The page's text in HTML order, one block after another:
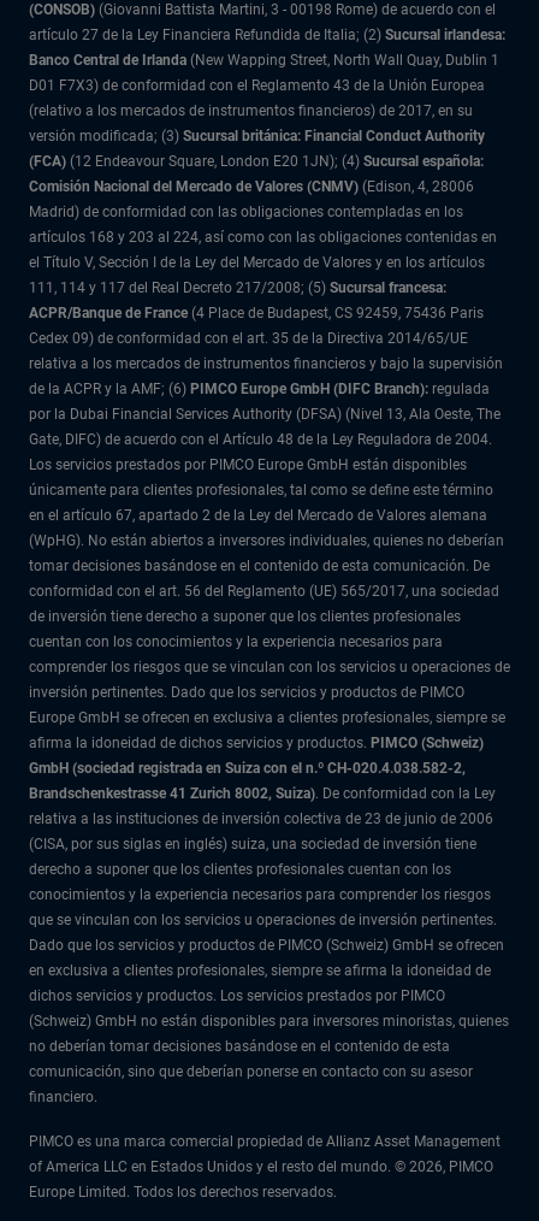
(CONSOB) (Giovanni Battista Martini, 3 - 00198 Rome) de acuerdo con el
artículo 27 de la Ley Financiera Refundida de Italia; (2) Sucursal irlandesa:
Banco Central de Irlanda (New Wapping Street, North Wall Quay, Dublin 1
D01 F7X3) de conformidad con el Reglamento 43 de la Unión Europea
(relativo a los mercados de instrumentos financieros) de 2017, en su
versión modificada; (3) Sucursal británica: Financial Conduct Authority
(FCA) (12 Endeavour Square, London E20 1JN); (4) Sucursal española:
Comisión Nacional del Mercado de Valores (CNMV) (Edison, 4, 28006
Madrid) de conformidad con las obligaciones contempladas en los
artículos 168 y 203 al 224, así como con las obligaciones contenidas en
el Título V, Sección I de la Ley del Mercado de Valores y en los artículos
111, 114 y 117 del Real Decreto 217/2008; (5) Sucursal francesa:
ACPR/Banque de France (4 Place de Budapest, CS 92459, 75436 Paris
Cedex 09) de conformidad con el art. 35 de la Directiva 2014/65/UE
relativa a los mercados de instrumentos financieros y bajo la supervisión
de la ACPR y la AMF; (6) PIMCO Europe GmbH (DIFC Branch): regulada
por la Dubai Financial Services Authority (DFSA) (Nivel 13, Ala Oeste, The
Gate, DIFC) de acuerdo con el Artículo 48 de la Ley Reguladora de 2004.
Los servicios prestados por PIMCO Europe GmbH están disponibles
únicamente para clientes profesionales, tal como se define este término
en el artículo 67, apartado 2 de la Ley del Mercado de Valores alemana
(WpHG). No están abiertos a inversores individuales, quienes no deberían
tomar decisiones basándose en el contenido de esta comunicación. De
conformidad con el art. 56 del Reglamento (UE) 565/2017, una sociedad
de inversión tiene derecho a suponer que los clientes profesionales
cuentan con los conocimientos y la experiencia necesarios para
comprender los riesgos que se vinculan con los servicios u operaciones de
inversión pertinentes. Dado que los servicios y productos de PIMCO
Europe GmbH se ofrecen en exclusiva a clientes profesionales, siempre se
afirma la idoneidad de dichos servicios y productos. PIMCO (Schweiz)
GmbH (sociedad registrada en Suiza con el n.º CH-020.4.038.582-2,
Brandschenkestrasse 41 Zurich 8002, Suiza). De conformidad con la Ley
relativa a las instituciones de inversión colectiva de 23 de junio de 2006
(CISA, por sus siglas en inglés) suiza, una sociedad de inversión tiene
derecho a suponer que los clientes profesionales cuentan con los
conocimientos y la experiencia necesarios para comprender los riesgos
que se vinculan con los servicios u operaciones de inversión pertinentes.
Dado que los servicios y productos de PIMCO (Schweiz) GmbH se ofrecen
en exclusiva a clientes profesionales, siempre se afirma la idoneidad de
dichos servicios y productos. Los servicios prestados por PIMCO
(Schweiz) GmbH no están disponibles para inversores minoristas, quienes
no deberían tomar decisiones basándose en el contenido de esta
comunicación, sino que deberían ponerse en contacto con su asesor
financiero.
PIMCO es una marca comercial propiedad de Allianz Asset Management
of America LLC en Estados Unidos y el resto del mundo. © 2026, PIMCO
Europe Limited. Todos los derechos reservados.